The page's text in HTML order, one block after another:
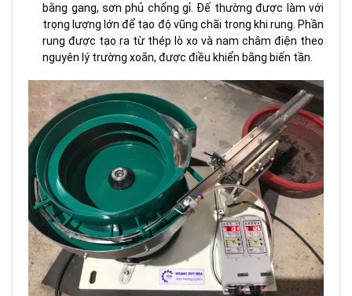
bằng gang, sơn phủ chống gỉ. Đế thường được làm với
trọng lượng lớn để tạo độ vũng chãi trong khi rung. Phần
rung được tạo ra từ thép lò xo và nam châm điện theo
nguyên lý trường xoắn, được điều khiển bằng biến tần.